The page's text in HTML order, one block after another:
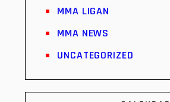
MMA LIGAN
MMA NEWS
UNCATEGORIZED